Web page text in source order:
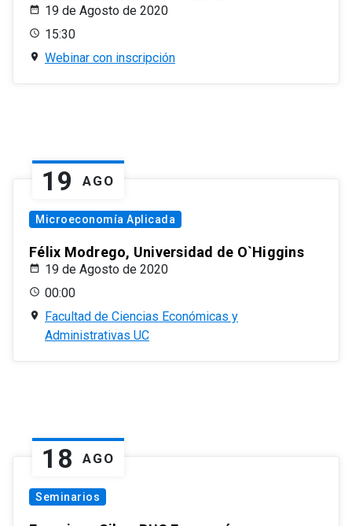
19 de Agosto de 2020
15:30
Webinar con inscripción
19 AGO
Microeconomía Aplicada
Félix Modrego, Universidad de O`Higgins
19 de Agosto de 2020
00:00
Facultad de Ciencias Económicas y
Administrativas UC
18 AGO
Seminarios